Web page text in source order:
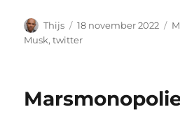
Auteur
Thijs
Geplaatst
op
18 november 2022
Musk,twitter